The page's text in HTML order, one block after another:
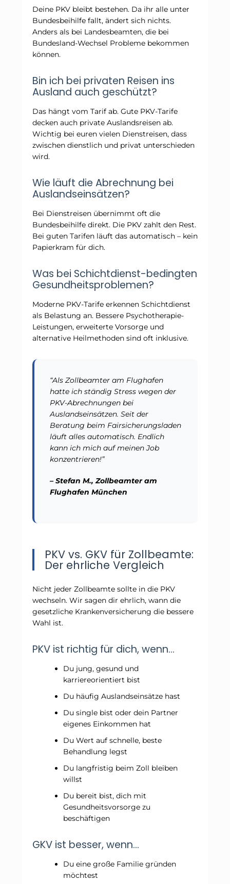
Deine PKV bleibt bestehen. Da ihr alle unter
Bundesbeihilfe fallt, ändert sich nichts.
Anders als bei Landesbeamten, die bei
Bundesland-Wechsel Probleme bekommen
können.
Bin ich bei privaten Reisen ins
Ausland auch geschützt?
Das hängt vom Tarif ab. Gute PKV-Tarife
decken auch private Auslandsreisen ab.
Wichtig bei euren vielen Dienstreisen, dass
zwischen dienstlich und privat unterschieden
wird.
Wie läuft die Abrechnung bei
Auslandseinsätzen?
Bei Dienstreisen übernimmt oft die
Bundesbeihilfe direkt. Die PKV zahlt den Rest.
Bei guten Tarifen läuft das automatisch – kein
Papierkram für dich.
Was bei Schichtdienst-bedingten
Gesundheitsproblemen?
Moderne PKV-Tarife erkennen Schichtdienst
als Belastung an. Bessere Psychotherapie-
Leistungen, erweiterte Vorsorge und
alternative Heilmethoden sind oft inklusive.
“Als Zollbeamter am Flughafen
hatte ich ständig Stress wegen der
PKV-Abrechnungen bei
Auslandseinsätzen. Seit der
Beratung beim Fairsicherungsladen
läuft alles automatisch. Endlich
kann ich mich auf meinen Job
konzentrieren!”
– Stefan M., Zollbeamter am
Flughafen München
PKV vs. GKV für Zollbeamte:
Der ehrliche Vergleich
Nicht jeder Zollbeamte sollte in die PKV
wechseln. Wir sagen dir ehrlich, wann die
gesetzliche Krankenversicherung die bessere
Wahl ist.
PKV ist richtig für dich, wenn…
Du jung, gesund und
karriereorientiert bist
Du häufig Auslandseinsätze hast
Du single bist oder dein Partner
eigenes Einkommen hat
Du Wert auf schnelle, beste
Behandlung legst
Du langfristig beim Zoll bleiben
willst
Du bereit bist, dich mit
Gesundheitsvorsorge zu
beschäftigen
GKV ist besser, wenn…
Du eine große Familie gründen
möchtest